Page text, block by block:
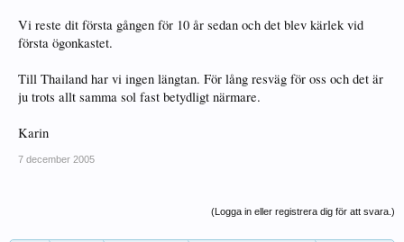
Vi reste dit första gången för 10 år sedan och det blev kärlek vid
första ögonkastet.
Till Thailand har vi ingen längtan. För lång resväg för oss och det är
ju trots allt samma sol fast betydligt närmare.
Karin
7 december 2005
(Logga in eller registrera dig för att svara.)